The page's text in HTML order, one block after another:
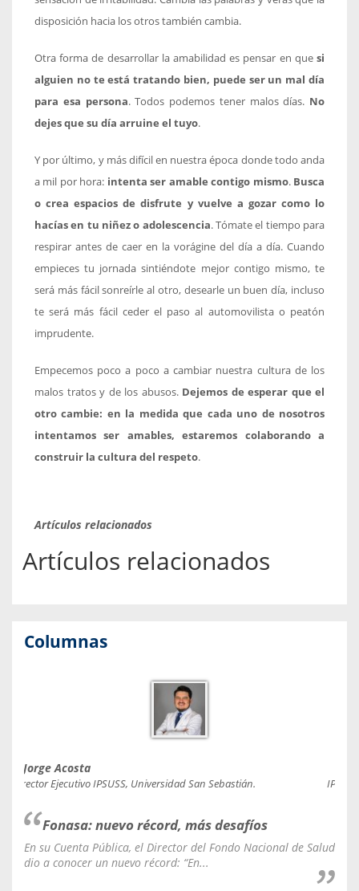
disposición hacia los otros también cambia.
Otra forma de desarrollar la amabilidad es pensar en que si
alguien no te está tratando bien, puede ser un mal día
para esa persona. Todos podemos tener malos días. No
dejes que su día arruine el tuyo.
Y por último, y más difícil en nuestra época donde todo anda
a mil por hora: intenta ser amable contigo mismo. Busca
o crea espacios de disfrute y vuelve a gozar como lo
hacías en tu niñez o adolescencia. Tómate el tiempo para
respirar antes de caer en la vorágine del día a día. Cuando
empieces tu jornada sintiéndote mejor contigo mismo, te
será más fácil sonreírle al otro, desearle un buen día, incluso
te será más fácil ceder el paso al automovilista o peatón
imprudente.
Empecemos poco a poco a cambiar nuestra cultura de los
malos tratos y de los abusos. Dejemos de esperar que el
otro cambie: en la medida que cada uno de nosotros
intentamos ser amables, estaremos colaborando a
construir la cultura del respeto.
Artículos relacionados
Artículos relacionados
Columnas
Jorge Acosta
Director Ejecutivo IPSUSS, Universidad San Sebastián.
Fonasa: nuevo récord, más desafíos
En su Cuenta Pública, el Director del Fondo Nacional de Salud
dio a conocer un nuevo récord: “En...